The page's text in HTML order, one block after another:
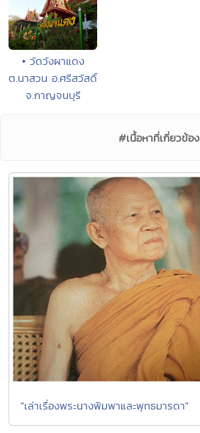
• วัดวังผาแดง
ต.นาสวน อ.ศรีสวัสดิ์
จ.กาญจนบุรี
#เนื้อหาที่เกี่ยวข้อง
"เล่าเรื่องพระนางพิมพาและพุทธมารดา"